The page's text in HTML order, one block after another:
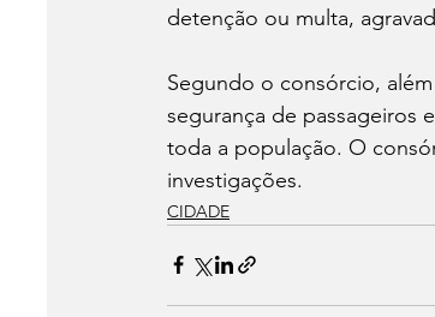
detenção ou multa,
Segundo o consórcio,
segurança de passageiros
toda a população. O
investigações.
CIDADE